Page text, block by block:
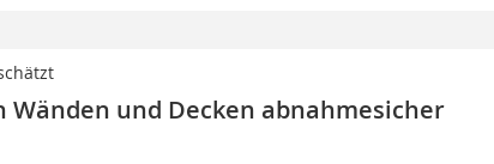
und Decken abnahmesicher